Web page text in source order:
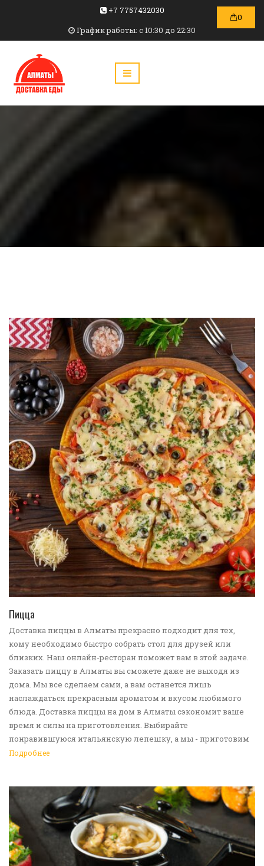
+7 7757432030
График работы: c 10:30 до 22:30
0
Пицца
Доставка пиццы в Алматы прекрасно подходит для тех,
кому необходимо быстро собрать стол для друзей или
близких. Наш онлайн-ресторан поможет вам в этой задаче.
Заказать пиццу в Алматы вы сможете даже не выходя из
дома. Мы все сделаем сами, а вам останется лишь
наслаждаться прекрасным ароматом и вкусом любимого
блюда. Доставка пиццы на дом в Алматы сэкономит ваше
время и силы на приготовления. Выбирайте
понравившуюся итальянскую лепешку, а мы - приготовим
ее в лучших традициях. Доставка еды в Алматы -
Подробнее